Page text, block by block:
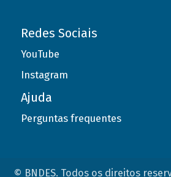
Redes Sociais
YouTube
Instagram
Ajuda
Perguntas frequentes
© BNDES. Todos os direitos